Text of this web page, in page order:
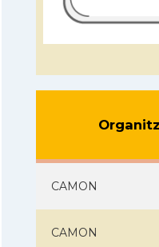
CAMON
CAMON